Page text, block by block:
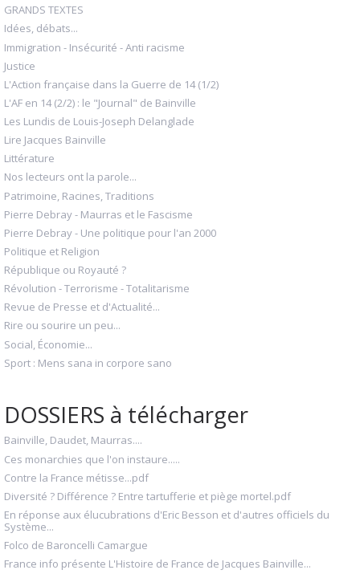
GRANDS TEXTES
Idées, débats...
Immigration - Insécurité - Anti racisme
Justice
L'Action française dans la Guerre de 14 (1/2)
L'AF en 14 (2/2) : le "Journal" de Bainville
Les Lundis de Louis-Joseph Delanglade
Lire Jacques Bainville
Littérature
Nos lecteurs ont la parole...
Patrimoine, Racines, Traditions
Pierre Debray - Maurras et le Fascisme
Pierre Debray - Une politique pour l'an 2000
Politique et Religion
République ou Royauté ?
Révolution - Terrorisme - Totalitarisme
Revue de Presse et d'Actualité...
Rire ou sourire un peu...
Social, Économie...
Sport : Mens sana in corpore sano
DOSSIERS à télécharger
Bainville, Daudet, Maurras....
Ces monarchies que l'on instaure.....
Contre la France métisse...pdf
Diversité ? Différence ? Entre tartufferie et piège mortel.pdf
En réponse aux élucubrations d'Eric Besson et d'autres officiels du
Système...
Folco de Baroncelli Camargue
France info présente L'Histoire de France de Jacques Bainville...